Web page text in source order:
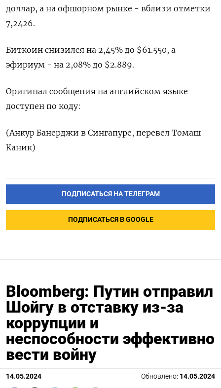
доллар, а на офшорном рынке - вблизи отметки
7,2426.
Биткоин снизился на 2,45% до $61.550, а
эфириум - на 2,08% до $2.889.
Оригинал сообщения на английском языке
доступен по коду:
(Анкур Банерджи в Сингапуре, перевел Томаш
Каник)
ПОДПИСАТЬСЯ НА ТЕЛЕГРАМ
ПОДПИСАТЬСЯ В GOOGLE
Bloomberg: Путин отправил
Шойгу в отставку из-за
коррупции и
неспособности эффективно
вести войну
14.05.2024 Обновлено: 14.05.2024